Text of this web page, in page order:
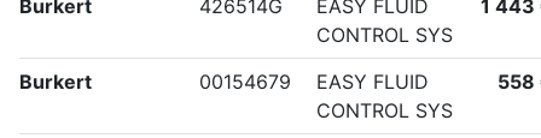
Burkert 426514G
EASY FLUID
CONTROL SYS
1 443
Burkert 00154679
EASY FLUID
CONTROL SYS
558